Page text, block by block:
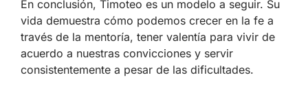
En conclusión, Timoteo es un modelo a seguir. Su
vida demuestra cómo podemos crecer en la fe a
través de la mentoría, tener valentía para vivir de
acuerdo a nuestras convicciones y servir
consistentemente a pesar de las dificultades.